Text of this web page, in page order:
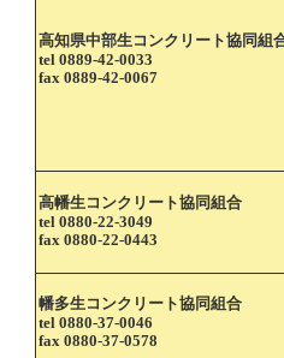
高知県中部生コンクリート協同組
tel 0889-42-0033
fax 0889-42-0067
高幡生コンクリート協同組合
tel 0880-22-3049
fax 0880-22-0443
幡多生コンクリート協同組合
tel 0880-37-0046
fax 0880-37-0578